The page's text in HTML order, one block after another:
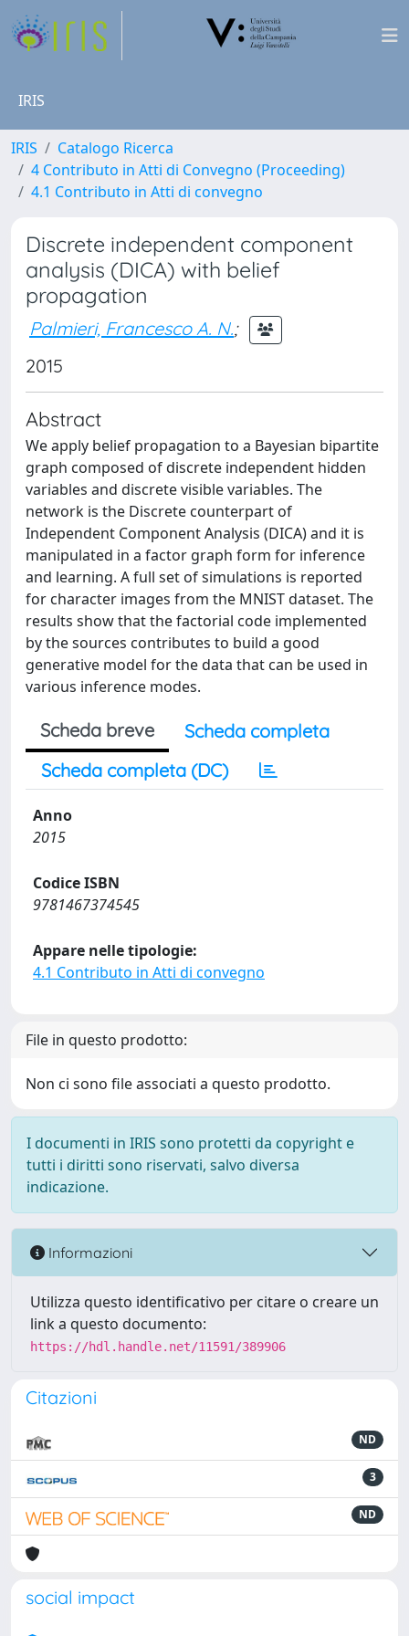
IRIS
IRIS
Catalogo Ricerca
4 Contributo in Atti di Convegno (Proceeding)
4.1 Contributo in Atti di convegno
Discrete independent component
analysis (DICA) with belief
propagation
Palmieri, Francesco A. N.;
2015
Abstract
We apply belief propagation to a Bayesian bipartite
graph composed of discrete independent hidden
variables and discrete visible variables. The
network is the Discrete counterpart of
Independent Component Analysis (DICA) and it is
manipulated in a factor graph form for inference
and learning. A full set of simulations is reported
for character images from the MNIST dataset. The
results show that the factorial code implemented
by the sources contributes to build a good
generative model for the data that can be used in
various inference modes.
Scheda breve
Scheda completa
Scheda completa (DC)
Anno
2015
Codice ISBN
9781467374545
Appare nelle tipologie:
4.1 Contributo in Atti di convegno
File in questo prodotto:
Non ci sono file associati a questo prodotto.
I documenti in IRIS sono protetti da copyright e
tutti i diritti sono riservati, salvo diversa
indicazione.
Informazioni
Utilizza questo identificativo per citare o creare un
link a questo documento:
https://hdl.handle.net/11591/389906
Citazioni
ND
3
ND
social impact